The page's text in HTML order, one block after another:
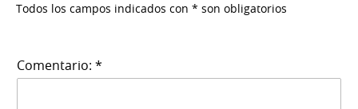
Todos los campos indicados con * son obligatorios
Comentario: *